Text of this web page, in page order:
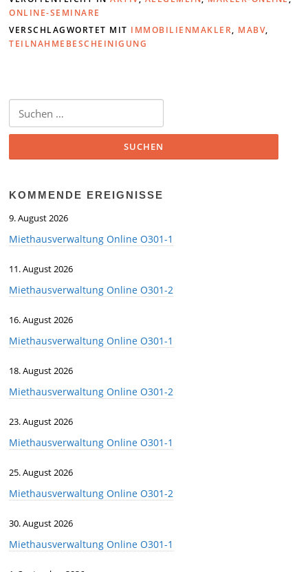
ONLINE-SEMINARE
VERSCHLAGWORTET MIT IMMOBILIENMAKLER, MABV,
TEILNAHMEBESCHEINIGUNG
nach:
KOMMENDE EREIGNISSE
9. August 2026
Miethausverwaltung Online O301-1
11. August 2026
Miethausverwaltung Online O301-2
16. August 2026
Miethausverwaltung Online O301-1
18. August 2026
Miethausverwaltung Online O301-2
23. August 2026
Miethausverwaltung Online O301-1
25. August 2026
Miethausverwaltung Online O301-2
30. August 2026
Miethausverwaltung Online O301-1